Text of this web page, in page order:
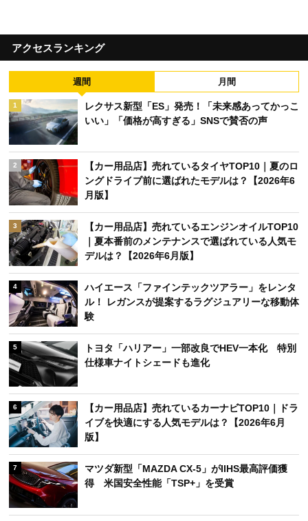
アクセスランキング
週間 月間
1
レクサス新型「ES」発売！「未来感あってかっこ
いい」「価格が高すぎる」SNSで賛否の声
2
【カー用品店】売れているタイヤTOP10｜夏のロ
ングドライブ前に選ばれたモデルは？【2026年6
月版】
3
【カー用品店】売れているエンジンオイルTOP10
｜夏本番前のメンテナンスで選ばれている人気モ
デルは？【2026年6月版】
4
ハイエース「ファインテックツアラー」をレンタ
ル！ レガンスが提案するラグジュアリーな移動体
験
5
トヨタ「ハリアー」一部改良でHEV一本化 特別
仕様車ナイトシェードも進化
6
【カー用品店】売れているカーナビTOP10｜ドラ
イブを快適にする人気モデルは？【2026年6月
版】
7
マツダ新型「MAZDA CX-5」がIIHS最高評価獲
得 米国安全性能「TSP+」を受賞